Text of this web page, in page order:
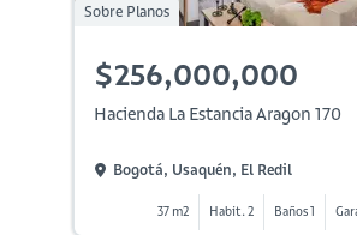
Sobre Planos
$256,000,000
Hacienda La Estancia Aragon 170
Bogotá, Usaquén, El Redil
37 m2 Habit. 2 Baños 1